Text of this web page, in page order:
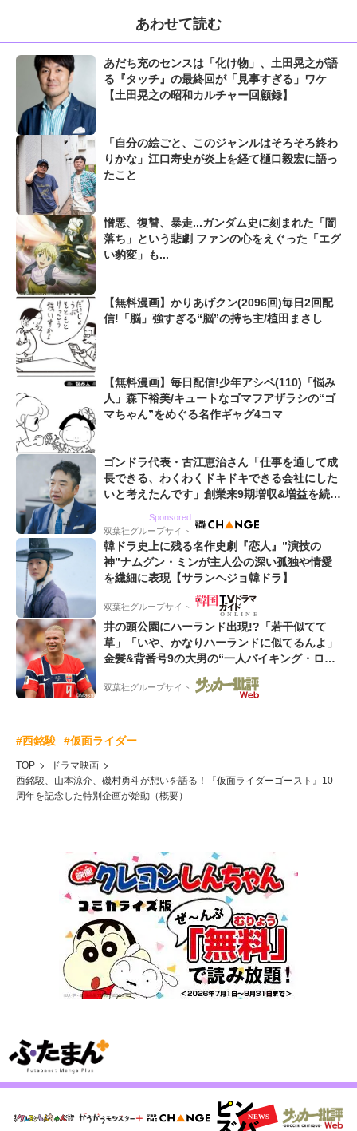
あわせて読む
あだち充のセンスは「化け物」、土田晃之が語
る『タッチ』の最終回が「見事すぎる」ワケ
【土田晃之の昭和カルチャー回顧録】
「自分の絵ごと、このジャンルはそろそろ終わ
りかな」江口寿史が炎上を経て樋口毅宏に語っ
たこと
憎悪、復讐、暴走...ガンダム史に刻まれた「闇
落ち」という悲劇 ファンの心をえぐった「エグ
い豹変」も...
【無料漫画】かりあげクン(2096回)毎日2回配
信!「脳」強すぎる“脳”の持ち主/植田まさし
【無料漫画】毎日配信!少年アシベ(110)「悩み
人」森下裕美/キュートなゴマフアザラシの“ゴ
マちゃん”をめぐる名作ギャグ4コマ
ゴンドラ代表・古江恵治さん「仕事を通して成
長できる、わくわくドキドキできる会社にした
いと考えたんです」創業来9期増収&増益を続け
Sponsored
双葉社グループサイト
韓ドラ史上に残る名作史劇『恋人』”演技の
神”ナムグン・ミンが主人公の深い孤独や情愛
を繊細に表現【サランヘジョ韓ドラ】
双葉社グループサイト
井の頭公園にハーランド出現!?「若干似てて
草」「いや、かなりハーランドに似てるんよ」
金髪&背番号9の大男の“一人バイキング・ロ
ー”映像が話題!「元気をもらった」
双葉社グループサイト
#西銘駿 #仮面ライダー
TOP
ドラマ映画
西銘駿、山本涼介、磯村勇斗が想いを語る！『仮面ライダーゴースト』10
周年を記念した特別企画が始動（概要）